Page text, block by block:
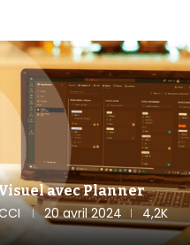
avec Planner
20 avril 2024
4,2K